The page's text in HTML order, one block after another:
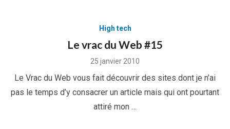
High tech
Le vrac du Web #15
Posted
25 janvier 2010
Le Vrac du Web vous fait découvrir des sites dont je n’ai
pas le temps d’y consacrer un article mais qui ont pourtant
attiré mon …